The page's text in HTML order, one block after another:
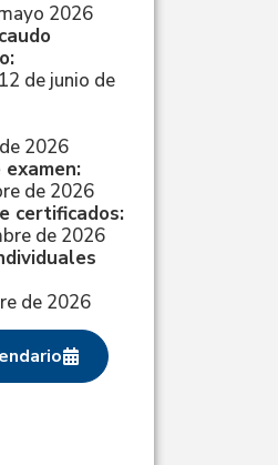
2026
de junio de
2026
de 2026
certificados:
de 2026
de 2026